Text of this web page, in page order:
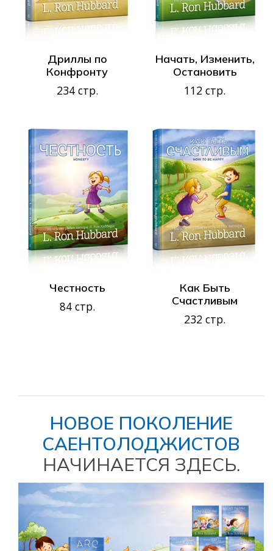
Дриллы по
Конфронту
234 стр.
Начать, Изменить,
Остановить
112 стр.
Честность
84 стр.
Как Быть
Счастливым
232 стр.
НОВОЕ ПОКОЛЕНИЕ
САЕНТОЛОДЖИСТОВ
НАЧИНАЕТСЯ ЗДЕСЬ.